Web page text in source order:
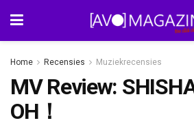
Home Recensies Muziekrecensies
MV Review:
OH！